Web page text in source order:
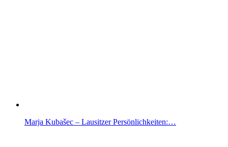
Marja Kubašec – Lausitzer Persönlichkeiten:…